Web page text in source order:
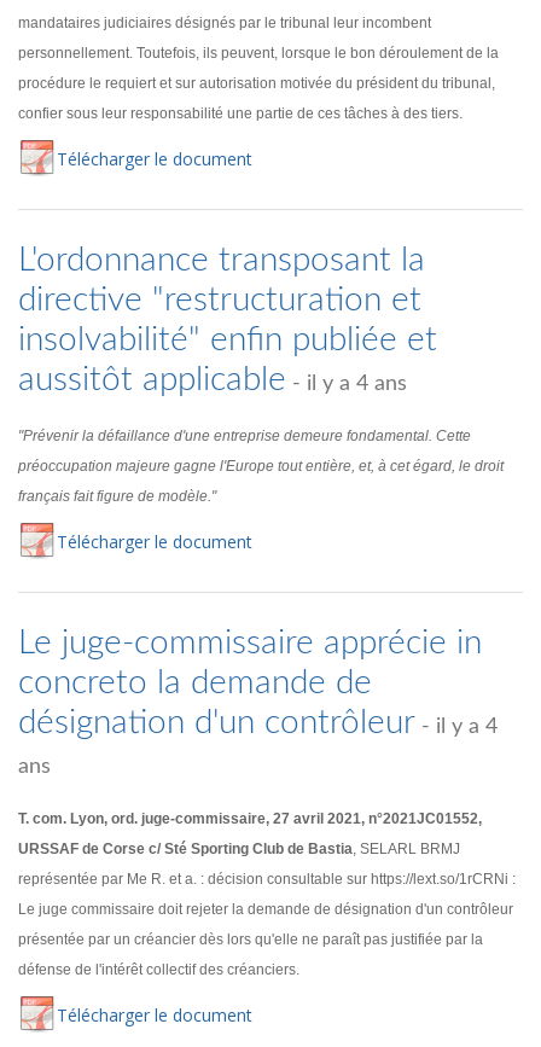
mandataires judiciaires désignés par le tribunal leur incombent
personnellement. Toutefois, ils peuvent, lorsque le bon déroulement de la
procédure le requiert et sur autorisation motivée du président du tribunal,
confier sous leur responsabilité une partie de ces tâches à des tiers.
Télécharger le document
L'ordonnance transposant la
directive "restructuration et
insolvabilité" enfin publiée et
aussitôt applicable - il y a 4 ans
"Prévenir la défaillance d'une entreprise demeure fondamental. Cette
préoccupation majeure gagne l'Europe tout entière, et, à cet égard, le droit
français fait figure de modèle."
Télécharger le document
Le juge-commissaire apprécie in
concreto la demande de
désignation d'un contrôleur - il y a 4
ans
T. com. Lyon, ord. juge-commissaire, 27 avril 2021, n°2021JC01552,
URSSAF de Corse c/ Sté Sporting Club de Bastia, SELARL BRMJ
représentée par Me R. et a. : décision consultable sur https://lext.so/1rCRNi :
Le juge commissaire doit rejeter la demande de désignation d'un contrôleur
présentée par un créancier dès lors qu'elle ne paraît pas justifiée par la
défense de l'intérêt collectif des créanciers.
Télécharger le document